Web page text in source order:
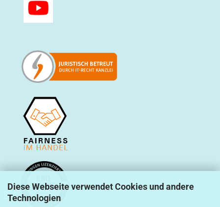
Diese Webseite verwendet Cookies und andere
Technologien